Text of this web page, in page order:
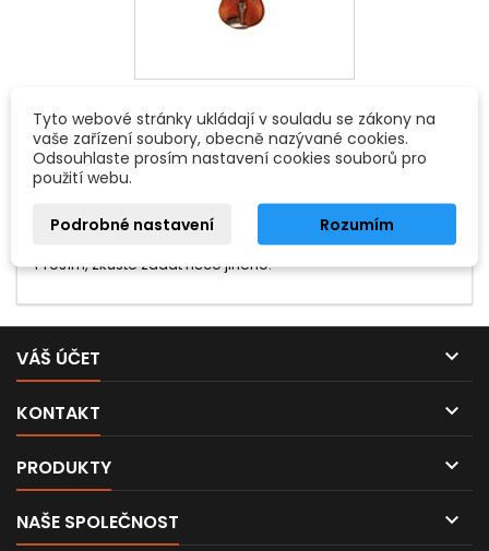
Hledaný výraz nebyl nenalezen.
Prosím, zkuste zadat něco jiného.
VÁŠ ÚČET 
KONTAKT 
PRODUKTY 
NAŠE SPOLEČNOST 
Tyto webové stránky ukládají v souladu se zákony na
vaše zařízení soubory, obecně nazývané cookies.
Odsouhlaste prosím nastavení cookies souborů pro
použití webu.
Podrobné nastavení Rozumím